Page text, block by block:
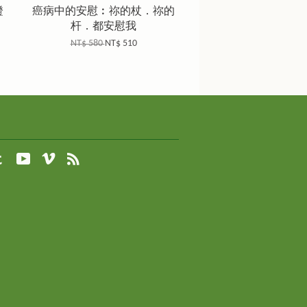
癌病中的安慰︰祢的杖．祢的
杆．都安慰我
NT$ 580NT$ 510
Tumblr YouTubeVimeo